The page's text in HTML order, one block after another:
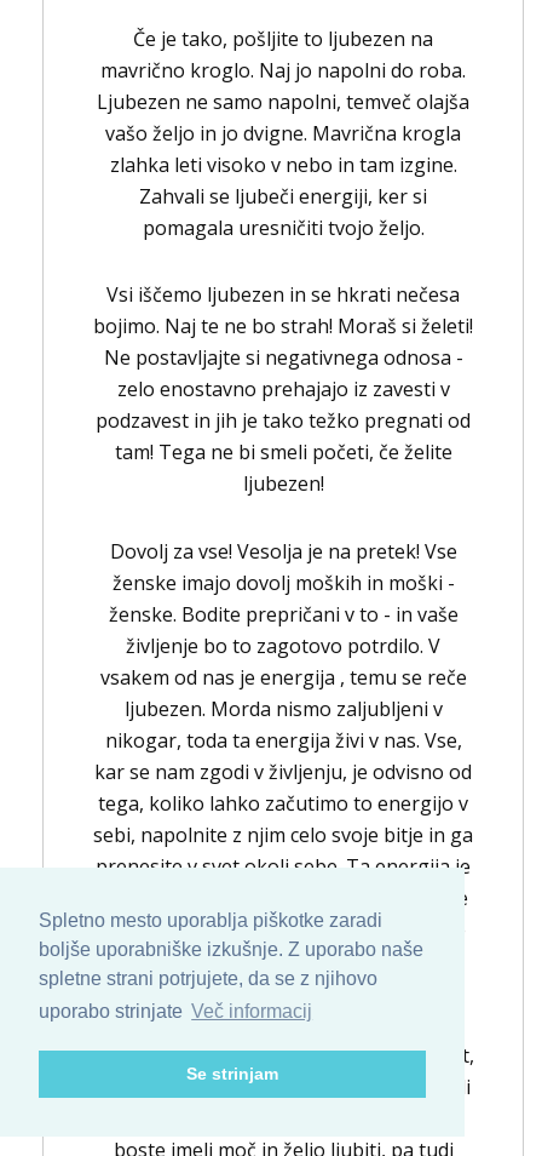
Spletno mesto uporablja piškotke zaradi
boljše uporabniške izkušnje. Z uporabo naše
spletne strani potrjujete, da se z njihovo
uporabo strinjate Več informacij
Se strinjam
Če je tako, pošljite to ljubezen na
mavrično kroglo. Naj jo napolni do roba.
Ljubezen ne samo napolni, temveč olajša
vašo željo in jo dvigne. Mavrična krogla
zlahka leti visoko v nebo in tam izgine.
Zahvali se ljubeči energiji, ker si
pomagala uresničiti tvojo željo.
Vsi iščemo ljubezen in se hkrati nečesa
bojimo. Naj te ne bo strah! Moraš si želeti!
Ne postavljajte si negativnega odnosa -
zelo enostavno prehajajo iz zavesti v
podzavest in jih je tako težko pregnati od
tam! Tega ne bi smeli početi, če želite
ljubezen!
Dovolj za vse! Vesolja je na pretek! Vse
ženske imajo dovolj moških in moški -
ženske. Bodite prepričani v to - in vaše
življenje bo to zagotovo potrdilo. V
vsakem od nas je energija , temu se reče
ljubezen. Morda nismo zaljubljeni v
nikogar, toda ta energija živi v nas. Vse,
kar se nam zgodi v življenju, je odvisno od
tega, koliko lahko začutimo to energijo v
sebi, napolnite z njim celo svoje bitje in ga
prenesite v svet okoli sebe. Ta energija je
neskončna, zato se ni treba bati, da bi se
lahko končala. Naučiti se moramo, da se
napolnimo s svojo ljubeznijo, se naučiti
sijati od znotraj, tako da postane to
opazno drugim. Potem se bodo ljudje
obrnili na vas, iskali bodo vašo pozornost,
z veseljem bodo komunicirali z vami, imeli
boste imeli moč in željo ljubiti, pa tudi